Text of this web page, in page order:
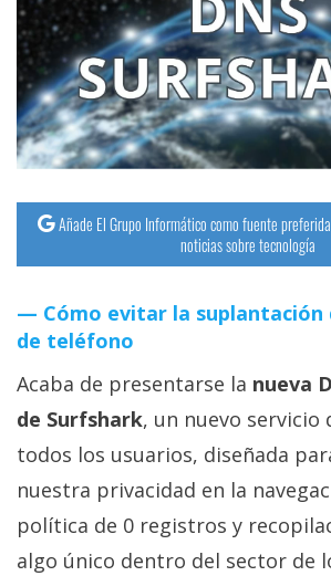
Operadores
Trucos
y
Tutoriales
Ciberseguridad
Sistemas
operativos
Profesional
+
Más
temas
Añade El Grupo Informático como fuente
noticias sobre tecnología
Cómo evitar la suplantación
de teléfono
Acaba de presentarse la nueva
de Surfshark, un nuevo
todos los usuarios, diseñada
nuestra privacidad en la
política de 0 registros y
algo único dentro del sector de